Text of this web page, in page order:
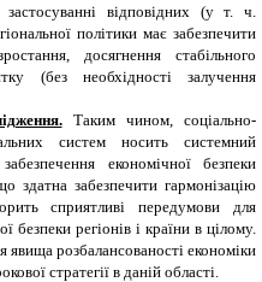
відповідних (у т. ч.
політики має забезпечити
досягнення стабільного
(без необхідності залучення
Таким чином,
соціально-
систем носить системний
економічної безпеки
здатна забезпечити гармонізацію
сприятливі передумови для
безпеки регіонів і країни в цілому.
розбалансованості економіки
стратегії в даній області.